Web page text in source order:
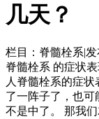
几天？
栏目：脊髓栓系|发
脊髓栓系 的症状
人脊髓栓系的症
了一阵子了，也可
不是中了。 那我